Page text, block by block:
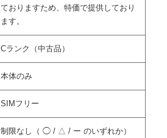
ておりますため、特価で提供しており
ます。
Cランク（中古品）
本体のみ
SIMフリー
制限なし（ ◯ / △ / ー のいずれか）